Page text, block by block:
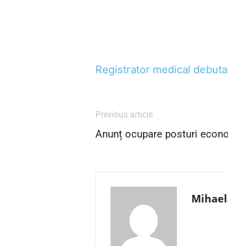
Registrator medical
Previous article
Anunț ocupare posturi